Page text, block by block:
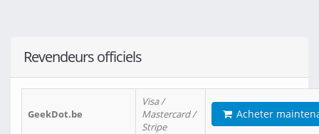
Revendeurs officiels
GeekDot.be
Visa /
Mastercard /
Stripe
Acheter